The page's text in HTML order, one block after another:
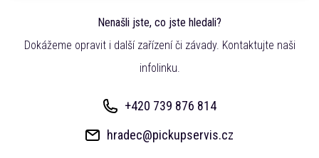
Nenašli jste, co jste hledali?
Dokážeme opravit i další zařízení či závady. Kontaktujte naši
infolinku.
+420 739 876 814
hradec@pickupservis.cz